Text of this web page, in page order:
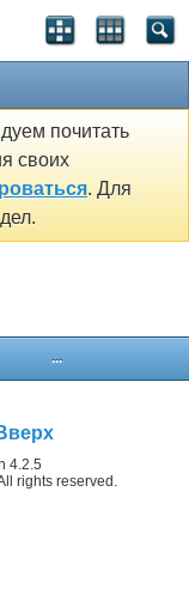
почитать
своих
. Для
...
4.2.5
rights reserved.